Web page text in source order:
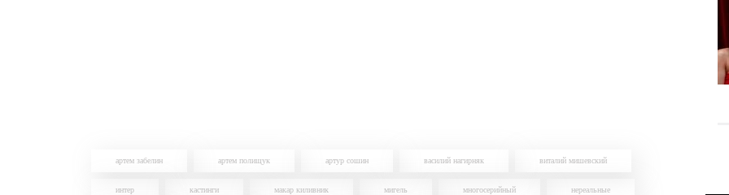
артем забелин артем полищук артур сошин василий нагирняк виталий мишевский
интер кастинги макар киливник мигель многосерийный нереальные